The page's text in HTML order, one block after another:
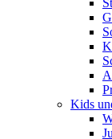
Kids